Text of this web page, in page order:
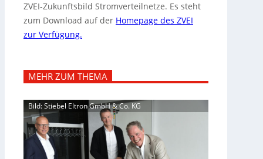
ZVEI-Zukunftsbild Stromverteilnetze. Es steht
zum Download auf der Homepage des ZVEI
zur Verfügung.
MEHR ZUM THEMA
Bild: Stiebel Eltron GmbH & Co. KG